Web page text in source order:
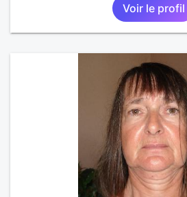
Voir le profil